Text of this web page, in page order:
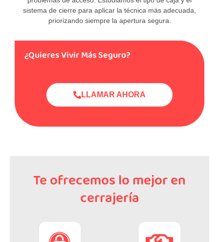
sistema de cierre para aplicar la técnica más adecuada,
priorizando siempre la apertura segura.
¿Quieres Vivir Más Seguro?
LLAMAR AHORA
Te ofrecemos lo mejor en
cerrajería